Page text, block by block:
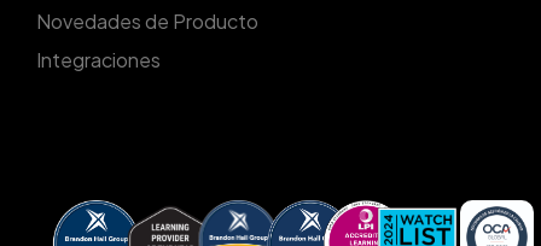
Novedades de Producto
Integraciones